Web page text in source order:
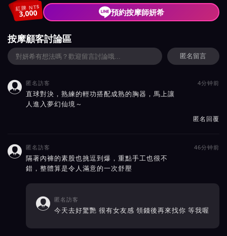
紅牌 NT$
3,000 預約按摩師妍希
按摩顧客討論區
匿名留言
 匿名訪客 4分钟前
直球對決，熟練的輕功搭配成熟的胸器，馬上讓
人進入夢幻仙境～
匿名回覆
 匿名訪客 46分钟前
隔著內褲的素股也挑逗到爆，重點手工也很不
錯，整體算是令人滿意的一次舒壓
 匿名訪客
今天去好驚艷 很有女友感 領錢後再來找你 等我喔